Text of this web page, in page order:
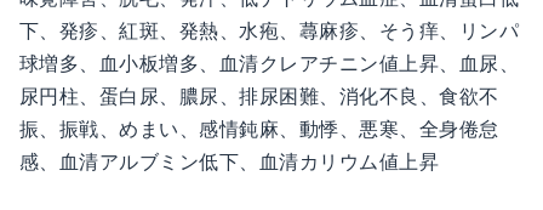
下、発疹、紅斑、発熱、水疱、蕁麻疹、そう痒、リンパ
球増多、血小板増多、血清クレアチニン値上昇、血尿、
尿円柱、蛋白尿、膿尿、排尿困難、消化不良、食欲不
振、振戦、めまい、感情鈍麻、動悸、悪寒、全身倦怠
感、血清アルブミン低下、血清カリウム値上昇